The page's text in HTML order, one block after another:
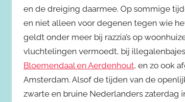
en de dreiging daarmee. Op sommige
en niet alleen voor degenen tegen wie
geldt onder meer bij razzia’s op
vluchtelingen vermoedt, bij
Bloemendaal en Aerdenhout, en zo ook
Amsterdam. Alsof de tijden van de
zwarte en bruine Nederlanders zaterdag